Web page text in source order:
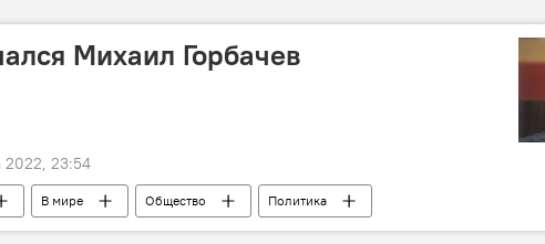
Михаил Горбачев
2022, 23:54
В мире Общество Политика